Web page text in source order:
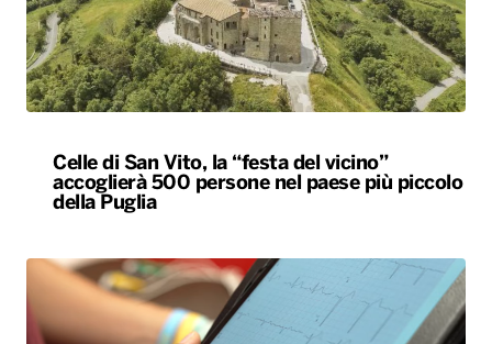
Celle di San Vito, la “festa del vicino”
accoglierà 500 persone nel paese più piccolo
della Puglia